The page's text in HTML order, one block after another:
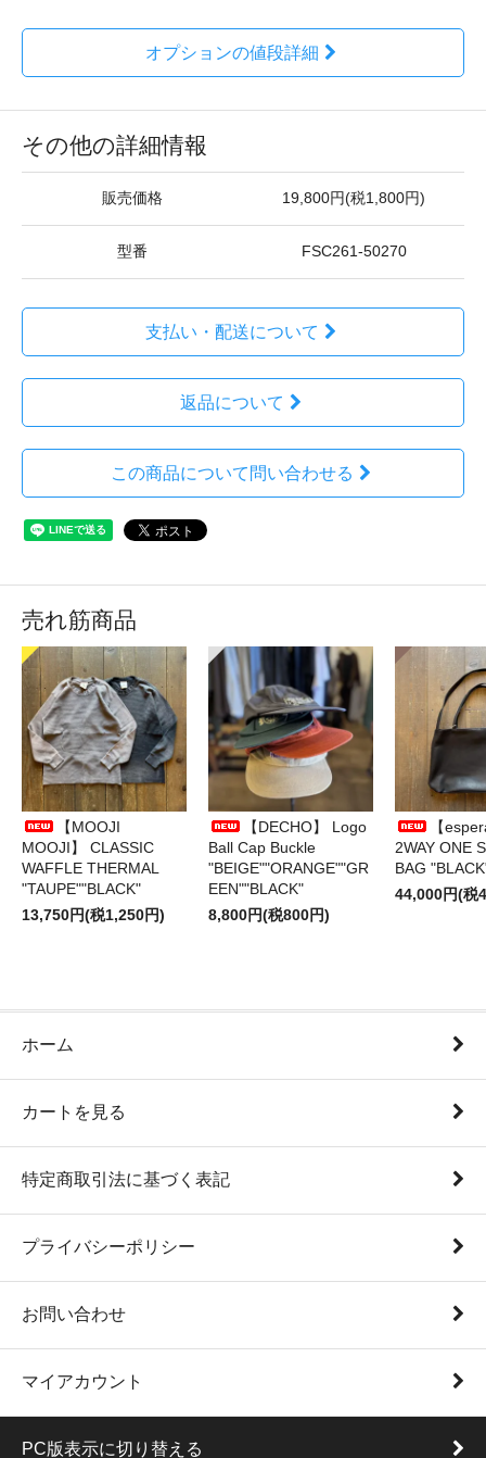
オプションの値段詳細
その他の詳細情報
販売価格 19,800円(税1,800円)
型番 FSC261-50270
支払い・配送について
返品について
この商品について問い合わせる
売れ筋商品
【MOOJI
MOOJI】 CLASSIC
WAFFLE THERMAL
"TAUPE""BLACK"
13,750円(税1,250円)
【DECHO】 Logo
Ball Cap Buckle
"BEIGE""ORANGE""GR
EEN""BLACK"
8,800円(税800円)
【
2WAY ONE
BAG
44,000円(税
ホーム
カートを見る
特定商取引法に基づく表記
プライバシーポリシー
お問い合わせ
マイアカウント
PC版表示に切り替える